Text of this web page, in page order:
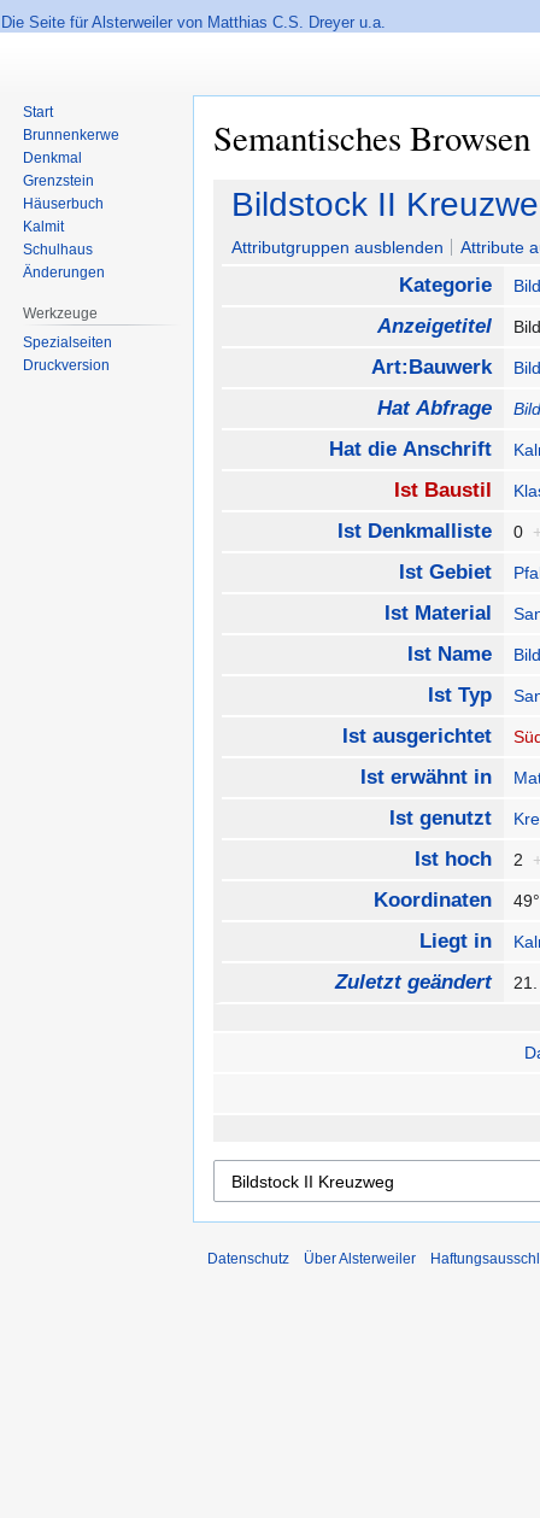
Die Seite für Alsterweiler von Matthias C.S. Dreyer u.a.
Semantisches Browsen
Zur
Navigation
springen
Zur
Suche
springen
Bildstock II
Attributgruppen ausblenden Attribute
Kategorie
Anzeigetitel
Art:Bauwerk
Hat Abfrage
Hat die Anschrift
Ist Baustil
Ist Denkmalliste 0
Ist Gebiet
Ist Material
Ist Name
Ist Typ
Ist ausgerichtet
Ist erwähnt in
Ist genutzt
Ist hoch 2
Koordinaten
Liegt in
Zuletzt geändert
Start
Brunnenkerwe
Denkmal
Grenzstein
Häuserbuch
Kalmit
Schulhaus
Änderungen
Werkzeuge
Spezialseiten
Druckversion
Datenschutz Über Alsterweiler